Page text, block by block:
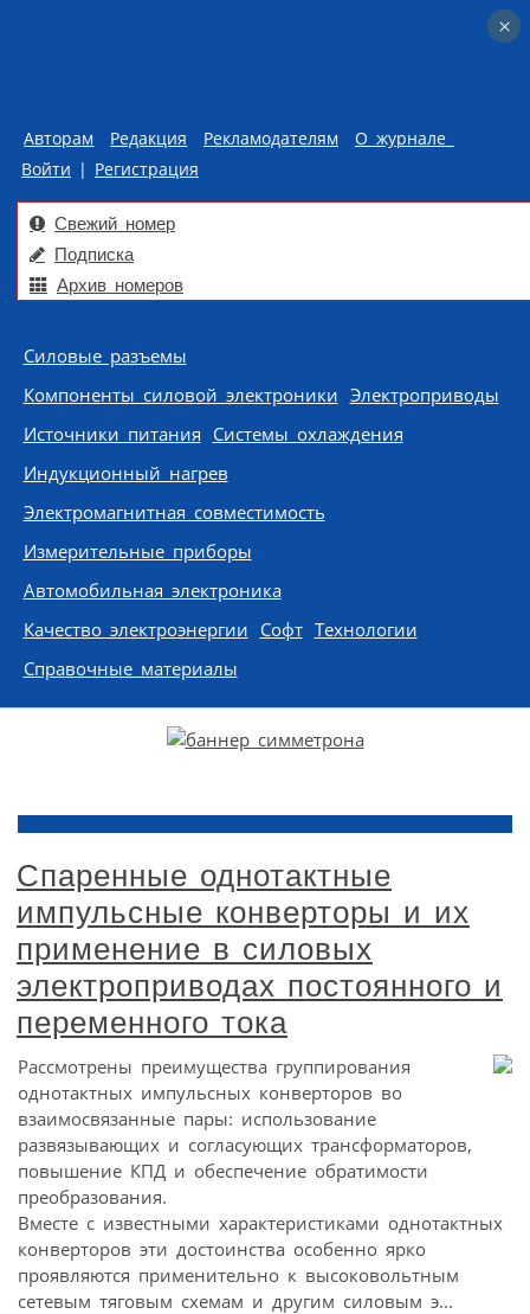
Авторам Редакция Рекламодателям
О журнале
Войти | Регистрация
Свежий номер
Подписка
Архив номеров
Skip to content
Силовые разъемы
Компоненты силовой электроники Электроприводы
Источники питания Системы охлаждения
Индукционный нагрев
Электромагнитная совместимость
Измерительные приборы
Автомобильная электроника
Качество электроэнергии Софт Технологии
Справочные материалы
Спаренные однотактные
импульсные конверторы и их
применение в силовых
электроприводах постоянного и
переменного тока
Рассмотрены преимущества группирования
однотактных импульсных конверторов во
взаимосвязанные пары: использование
развязывающих и согласующих трансформаторов,
повышение КПД и обеспечение обратимости
преобразования.
Вместе с известными характеристиками однотактных
конверторов эти достоинства особенно ярко
проявляются применительно к высоковольтным
сетевым тяговым схемам и другим силовым э...
×
×